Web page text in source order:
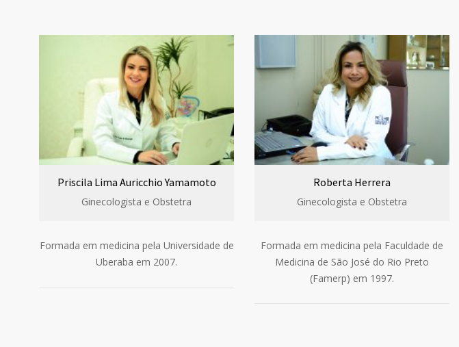
Priscila Lima Auricchio Yamamoto
Ginecologista e Obstetra
Formada em medicina pela Universidade de
Uberaba em 2007.
Roberta Herrera
Ginecologista e Obstetra
Formada em medicina pela Faculdade de
Medicina de São José do Rio Preto
(Famerp) em 1997.